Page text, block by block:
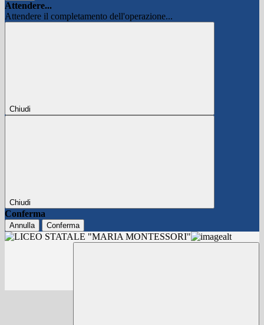
Attendere...
Attendere il completamento dell'operazione...
Chiudi
Chiudi
Conferma
Annulla Conferma